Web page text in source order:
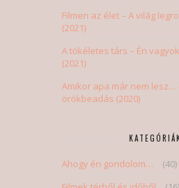
Filmen az élet – A világ
(2021)
A tökéletes társ – Én
(2021)
Amikor apa már nem lesz…
örökbeadás (2020)
KATEGÓRIÁK
Ahogy én gondolom…
(40)